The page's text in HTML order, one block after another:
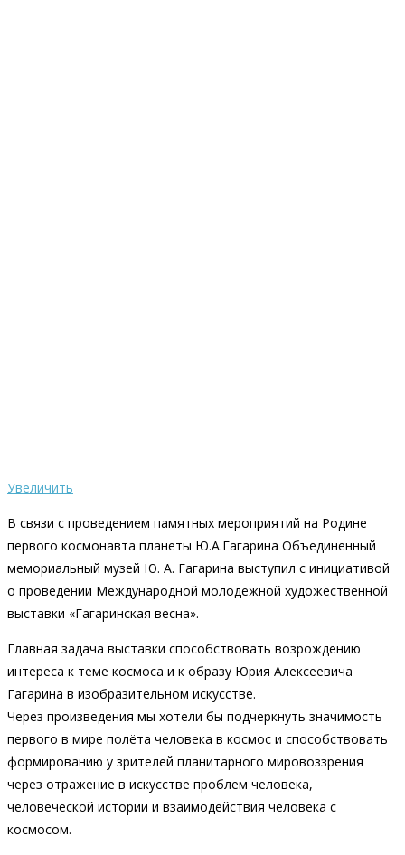
Увеличить
В связи с проведением памятных мероприятий на Родине
первого космонавта планеты Ю.А.Гагарина Объединенный
мемориальный музей Ю. А. Гагарина выступил с инициативой
о проведении Международной молодёжной художественной
выставки «Гагаринская весна».
Главная задача выставки способствовать возрождению
интереса к теме космоса и к образу Юрия Алексеевича
Гагарина в изобразительном искусстве.
Через произведения мы хотели бы подчеркнуть значимость
первого в мире полёта человека в космос и способствовать
формированию у зрителей планитарного мировоззрения
через отражение в искусстве проблем человека,
человеческой истории и взаимодействия человека с
космосом.